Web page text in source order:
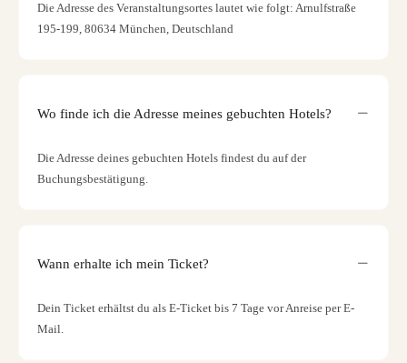
Die Adresse des Veranstaltungsortes lautet wie folgt: Arnulfstraße
195-199, 80634 München, Deutschland
Wo finde ich die Adresse meines gebuchten Hotels?
Die Adresse deines gebuchten Hotels findest du auf der
Buchungsbestätigung.
Wann erhalte ich mein Ticket?
Dein Ticket erhältst du als E-Ticket bis 7 Tage vor Anreise per E-
Mail.